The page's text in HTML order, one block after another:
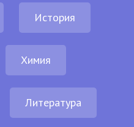
История
Химия
Литература